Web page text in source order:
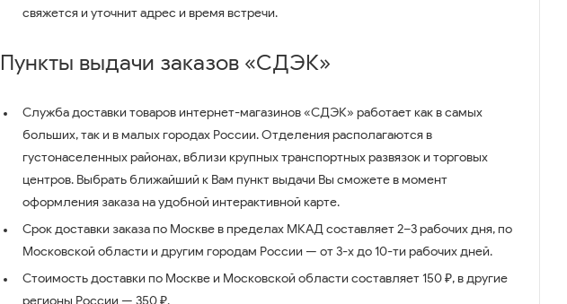
свяжется и уточнит адрес и время встречи.
Пункты выдачи заказов «СДЭК»
Служба доставки товаров интернет-магазинов «СДЭК» работает как в самых
больших, так и в малых городах России. Отделения располагаются в
густонаселенных районах, вблизи крупных транспортных развязок и торговых
центров. Выбрать ближайший к Вам пункт выдачи Вы сможете в момент
оформления заказа на удобной интерактивной карте.
Срок доставки заказа по Москве в пределах МКАД составляет 2–3 рабочих дня, по
Московской области и другим городам России — от 3-х до 10-ти рабочих дней.
Стоимость доставки по Москве и Московской области составляет 150 ₽, в другие